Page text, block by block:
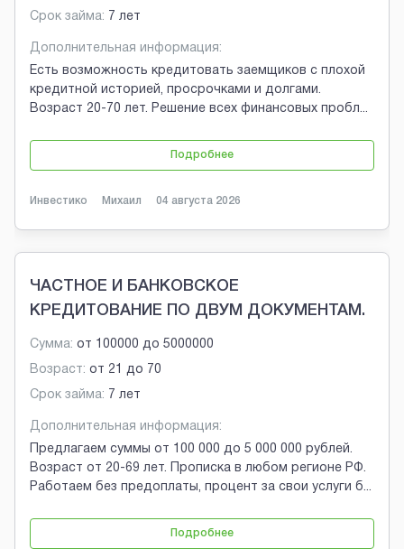
Срок займа: 7 лет
Дополнительная информация:
Есть возможность кредитовать заемщиков с плохой
кредитной историей, просрочками и долгами.
Возраст 20-70 лет. Решение всех финансовых пробл...
Подробнее
Инвестико Михаил 04 августа 2026
ЧАСТНОЕ И БАНКОВСКОЕ
КРЕДИТОВАНИЕ ПО ДВУМ ДОКУМЕНТАМ.
Сумма: от 100000 до 5000000
Возраст: от 21 до 70
Срок займа: 7 лет
Дополнительная информация:
Предлагаем суммы от 100 000 до 5 000 000 рублей.
Возраст от 20-69 лет. Прописка в любом регионе РФ.
Работаем без предоплаты, процент за свои услуги б...
Подробнее